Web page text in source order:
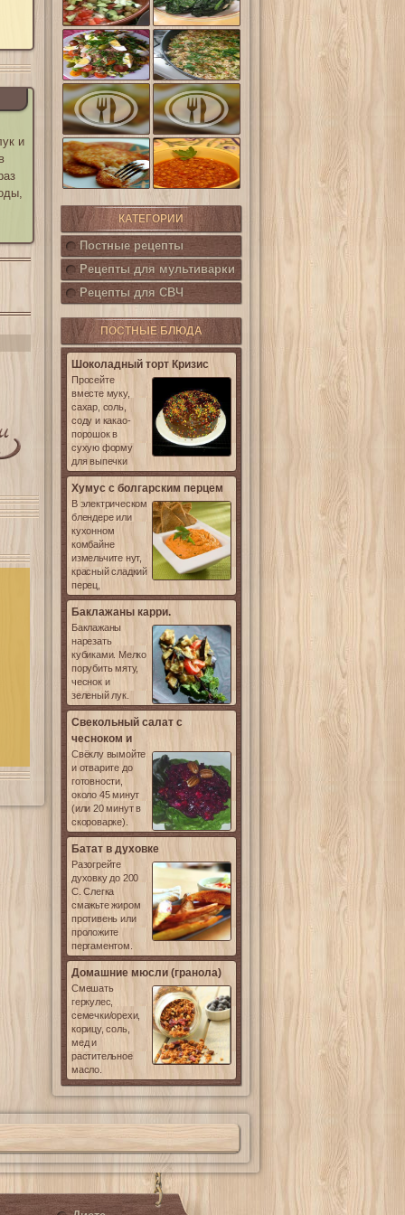
и
(Салат
Кампестре)
шпинат
Французский
салат Нисуаз
Ленивые
кабачки
Овощная
запеканка из
кабачков и
баклажанов
Салат из печени
трески с
каперсами
Картофельные
котлетки с
кукурузой
Горошница
КАТЕГОРИИ
Постные рецепты
Рецепты для мультиварки
Рецепты для СВЧ
ПОСТНЫЕ БЛЮДА
Шоколадный торт Кризис
Просейте
вместе муку,
сахар, соль,
соду и какао-
порошок в
сухую форму
для выпечки
Хумус с болгарским перцем
В электрическом
блендере или
кухонном
комбайне
измельчите нут,
красный сладкий
перец,
Баклажаны карри.
Баклажаны
нарезать
кубиками. Мелко
порубить мяту,
чеснок и
зеленый лук.
Свекольный салат с
чесноком и
Свёклу вымойте
и отварите до
готовности,
около 45 минут
(или 20 минут в
скороварке).
Батат в духовке
Разогрейте
духовку до 200
С. Слегка
смажьте жиром
противень или
проложите
пергаментом.
Домашние мюсли (гранола)
Смешать
геркулес,
семечки/орехи,
корицу, соль,
мед и
растительное
масло.